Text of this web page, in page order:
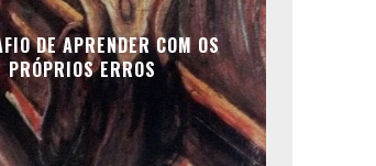
DE APRENDER COM OS
PRÓPRIOS ERROS